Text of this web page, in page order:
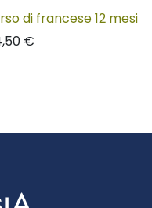
di francese 12 mesi
€